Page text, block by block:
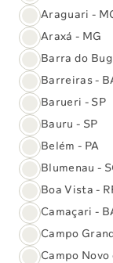
Qual vacina
BCG ID
O que
Previne a
como a
miliar.
Araguari -
Araxá - MG
Barra do
Barreiras -
Barueri - SP
Bauru - SP
Belém - PA
Blumenau -
Boa Vista -
Camaçari -
Campo
Campo Novo